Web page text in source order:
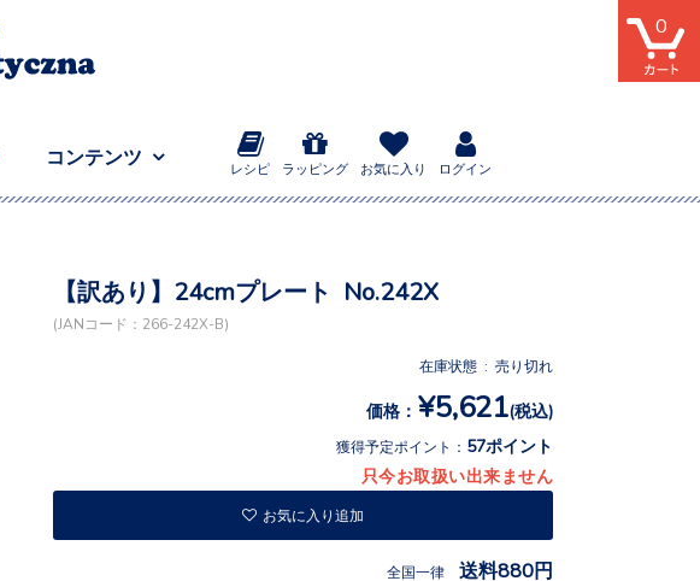
コンテンツ
レシピ ラッピング お気に入り ログイン
0
【訳あり】24cmプレート No.242X
(JANコード：266-242X-B)
在庫状態 : 売り切れ
価格： ¥5,621 (税込)
獲得予定ポイント： 57ポイント
只今お取扱い出来ません
お気に入り追加
全国一律 送料880円